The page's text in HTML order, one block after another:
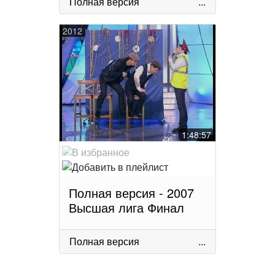
2012
1:48:57
Полная версия - 2007
Высшая лига Финал
Полная версия ...